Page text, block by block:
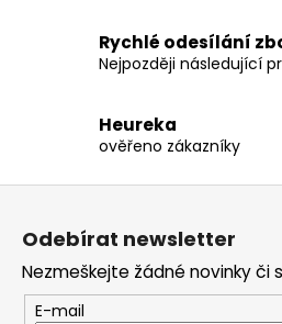
Rychlé odesílání
Nejpozději následující
Heureka
ověřeno zákazníky
Odebírat newsletter
Nezmeškejte žádné novinky či
E-mail